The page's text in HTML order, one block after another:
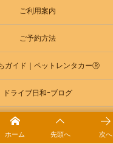
ご利用案内
ご予約方法
ガイド｜ペットレンタカーⓇ
ドライブ日和ｰブログ
ホーム 先頭へ 次へ